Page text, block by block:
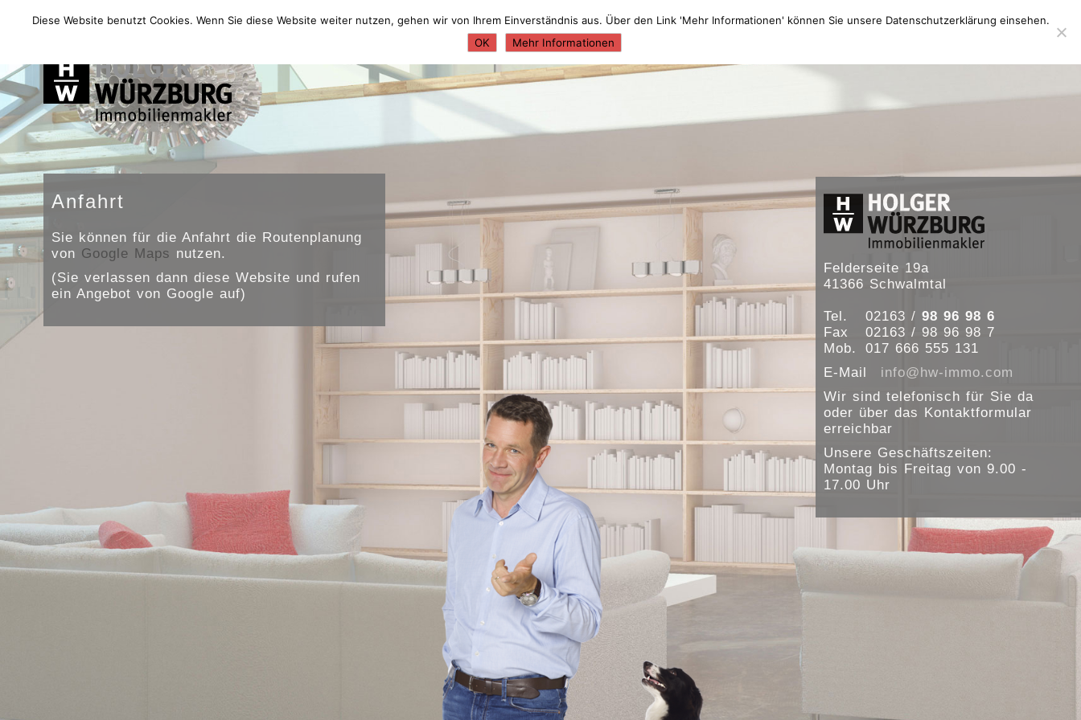
Home Angebote Verkaufen Finanzieren Verkaufsmethoden Über mich Soziale Projekte Immobilienbewertung Kontakt
Anfahrt
Sie können für die Anfahrt die Routenplanung
von Google Maps nutzen.
(Sie verlassen dann diese Website und rufen
ein Angebot von Google auf)
Felderseite 19a
41366 Schwalmtal
Tel. 02163 / 98 96 98 6
Fax
02163 / 98 96 98 7
Mob.
017 666 555 131
E-Mail
info@hw-immo.com
Wir sind telefonisch für Sie da
oder über das Kontaktformular
erreichbar
Unsere Geschäftszeiten:
Montag bis Freitag von 9.00 -
17.00 Uhr
Diese Website benutzt Cookies. Wenn Sie diese Website weiter nutzen, gehen wir von Ihrem Einverständnis aus. Über den Link 'Mehr Informationen' können Sie unsere Datenschutzerklärung einsehen.
OK
Mehr Informationen